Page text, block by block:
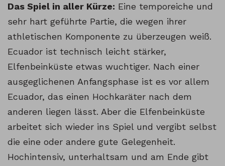
Das Spiel in aller Kürze: Eine temporeiche und
sehr hart geführte Partie, die wegen ihrer
athletischen Komponente zu überzeugen weiß.
Ecuador ist technisch leicht stärker,
Elfenbeinküste etwas wuchtiger. Nach einer
ausgeglichenen Anfangsphase ist es vor allem
Ecuador, das einen Hochkaräter nach dem
anderen liegen lässt. Aber die Elfenbeinküste
arbeitet sich wieder ins Spiel und vergibt selbst
die eine oder andere gute Gelegenheit.
Hochintensiv, unterhaltsam und am Ende gibt